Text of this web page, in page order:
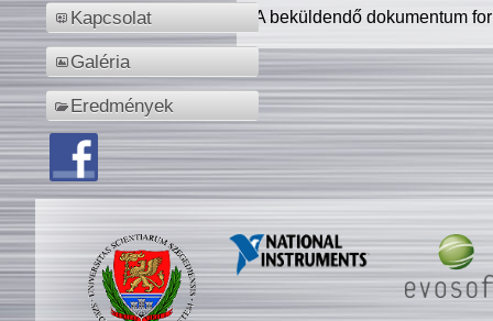
Kapcsolat
Galéria
Eredmények
A beküldendő dokumentum